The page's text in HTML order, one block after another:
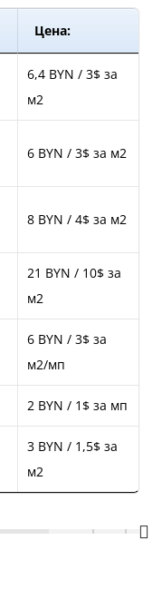
Цена:
6,4 BYN / 3$ за
м2
6 BYN / 3$ за м2
8 BYN / 4$ за м2
21 BYN / 10$ за
м2
6 BYN / 3$ за
м2/мп
2 BYN / 1$ за мп
3 BYN / 1,5$ за
м2